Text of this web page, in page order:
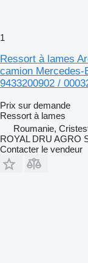
1
Ressort à lames
camion Mercedes-
9433200902 /
Prix sur demande
Ressort à lames
Roumanie,
ROYAL DRU AGRO
Contacter le vendeur